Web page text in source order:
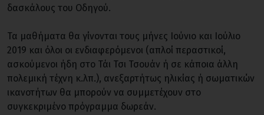
δασκάλους του Οδηγού.
Τα μαθήματα θα γίνονται τους μήνες Ιούνιο και Ιούλιο
2019 και όλοι οι ενδιαφερόμενοι (απλοί περαστικοί,
ασκούμενοι ήδη στο Τάι Τσι Τσουάν ή σε κάποια άλλη
πολεμική τέχνη κ.λπ.), ανεξαρτήτως ηλικίας ή σωματικών
ικανοτήτων θα μπορούν να συμμετέχουν στο
συγκεκριμένο πρόγραμμα δωρεάν.